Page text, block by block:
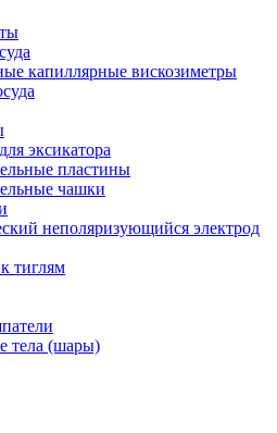
капиллярные вискозиметры
эксикатора
пластины
чашки
неполяризующийся электрод
тиглям
тела (шары)